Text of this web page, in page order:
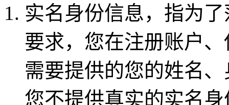
实名身份信息，指为
要求，您在注册账户
需要提供的您的姓名
您不提供真实的实名